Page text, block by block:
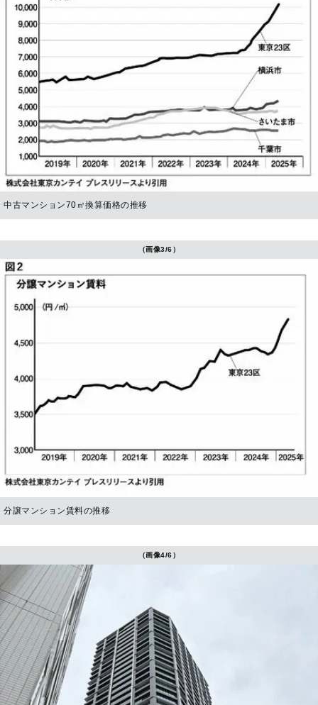
中古マンション70㎡換算価格の推移
（画像3/6）
分譲マンション賃料の推移
（画像4/6）